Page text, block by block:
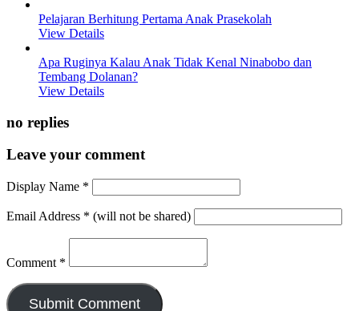
Pelajaran Berhitung Pertama Anak Prasekolah
View Details
Apa Ruginya Kalau Anak Tidak Kenal Ninabobo dan
Tembang Dolanan?
View Details
no replies
Leave your comment
Display Name *
Email Address * (will not be shared)
Comment *